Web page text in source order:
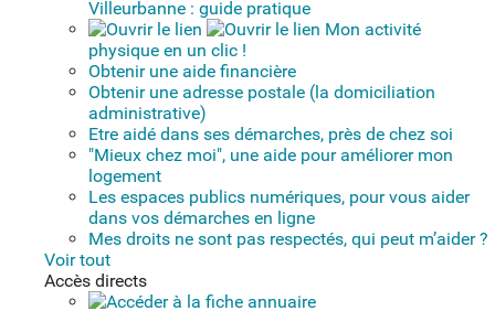
Villeurbanne : guide pratique
Mon activité
physique en un clic !
Obtenir une aide financière
Obtenir une adresse postale (la domiciliation
administrative)
Etre aidé dans ses démarches, près de chez soi
"Mieux chez moi", une aide pour améliorer mon
logement
Les espaces publics numériques, pour vous aider
dans vos démarches en ligne
Mes droits ne sont pas respectés, qui peut m’aider ?
Voir tout
Accès directs